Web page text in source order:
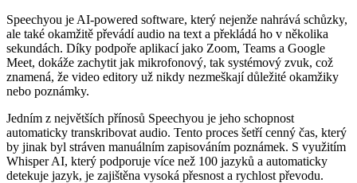
Speechyou je AI-powered software, který nejenže nahrává schůzky,
ale také okamžitě převádí audio na text a překládá ho v několika
sekundách. Díky podpoře aplikací jako Zoom, Teams a Google
Meet, dokáže zachytit jak mikrofonový, tak systémový zvuk, což
znamená, že video editory už nikdy nezmeškají důležité okamžiky
nebo poznámky.
Jedním z největších přínosů Speechyou je jeho schopnost
automaticky transkribovat audio. Tento proces šetří cenný čas, který
by jinak byl stráven manuálním zapisováním poznámek. S využitím
Whisper AI, který podporuje více než 100 jazyků a automaticky
detekuje jazyk, je zajištěna vysoká přesnost a rychlost převodu.